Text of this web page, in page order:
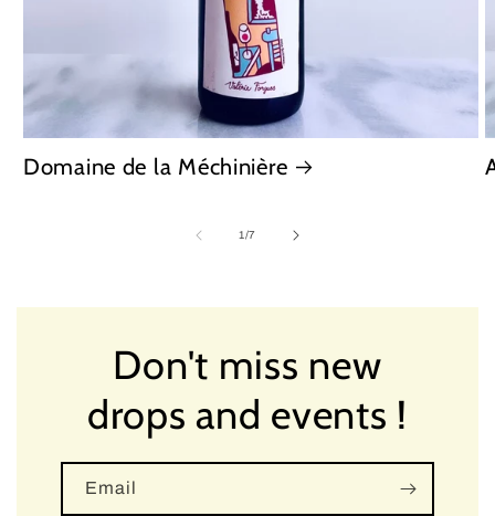
Domaine de la Méchinière
1/of
7
Don't miss new
drops and events !
Email